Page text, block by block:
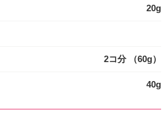
20g
2コ分 （60g）
40g